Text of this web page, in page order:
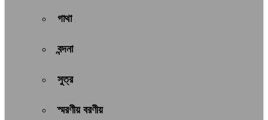
গাথা
বন্দনা
সুত্র
স্মরণীয় বরণীয়